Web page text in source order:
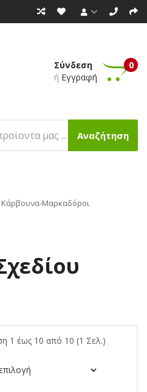
Σύνδεση
ή Εγγραφή
0
Αναζήτηση
Μαρκαδόροι
1 έως 10 από 10 (1 Σελ.)